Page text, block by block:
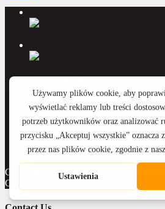
Anna Wyka
Katarzyna Witkowska
Copyright 2015 - 2026 Royal Home
CreativeOne